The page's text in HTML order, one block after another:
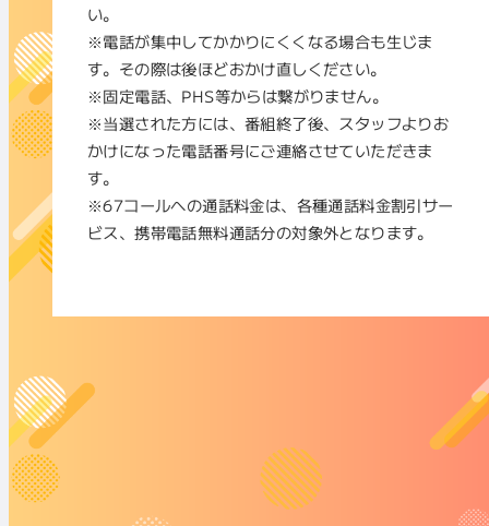
い。
※電話が集中してかかりにくくなる場合も生じま
す。その際は後ほどおかけ直しください。
※固定電話、PHS等からは繋がりません。
※当選された方には、番組終了後、スタッフよりお
かけになった電話番号にご連絡させていただきま
す。
※67コールへの通話料金は、各種通話料金割引サー
ビス、携帯電話無料通話分の対象外となります。